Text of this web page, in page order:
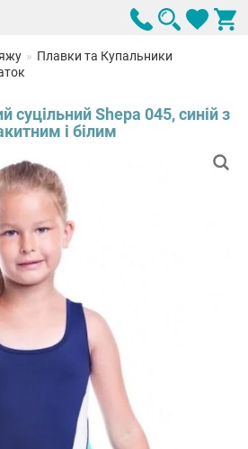
Плавки та Купальники
суцільний Shepa 045, синій з
і білим